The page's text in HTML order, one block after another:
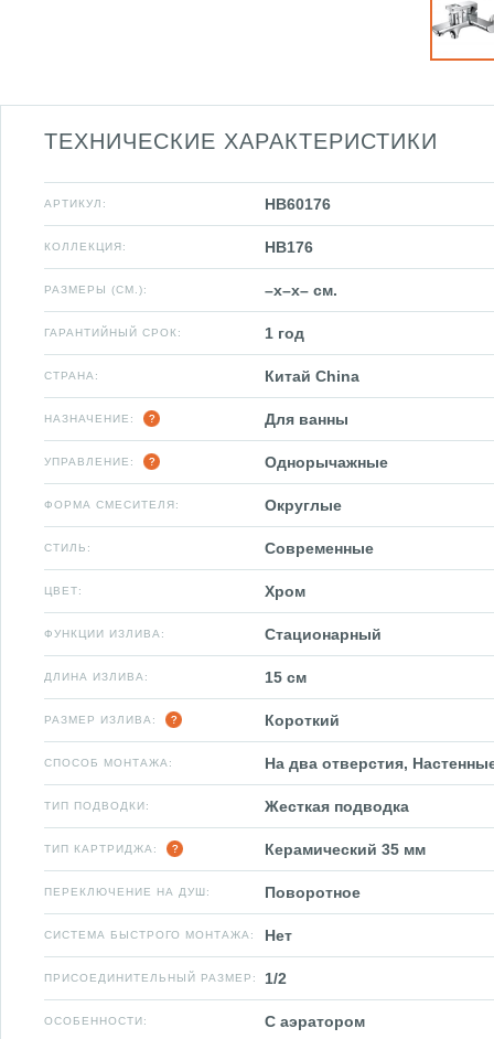
ТЕХНИЧЕСКИЕ ХАРАКТЕРИСТИКИ
АРТИКУЛ: HB60176
КОЛЛЕКЦИЯ: HB176
РАЗМЕРЫ (СМ.): –x–x– см.
ГАРАНТИЙНЫЙ СРОК: 1 год
СТРАНА: Китай China
НАЗНАЧЕНИЕ: Для ванны
УПРАВЛЕНИЕ: Однорычажные
ФОРМА СМЕСИТЕЛЯ: Округлые
СТИЛЬ: Современные
ЦВЕТ: Хром
ФУНКЦИИ ИЗЛИВА: Стационарный
ДЛИНА ИЗЛИВА: 15 см
РАЗМЕР ИЗЛИВА: Короткий
СПОСОБ МОНТАЖА: На два отверстия,
ТИП ПОДВОДКИ: Жесткая подводка
ТИП КАРТРИДЖА: Керамический 35 мм
ПЕРЕКЛЮЧЕНИЕ НА ДУШ: Поворотное
СИСТЕМА БЫСТРОГО МОНТАЖА: Нет
ПРИСОЕДИНИТЕЛЬНЫЙ РАЗМЕР: 1/2
ОСОБЕННОСТИ: С аэратором